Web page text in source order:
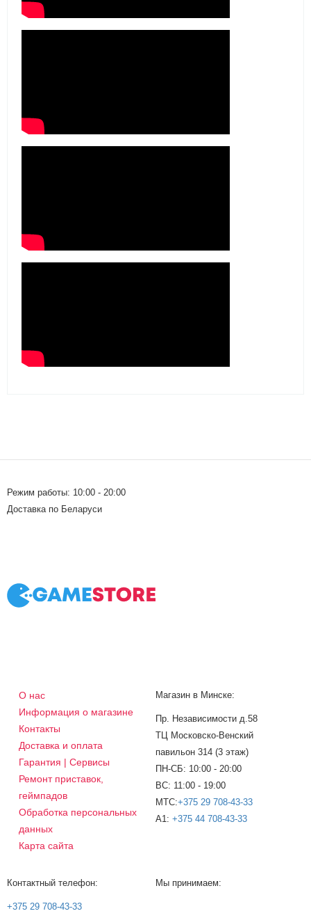
Режим работы: 10:00 - 20:00
Доставка по Беларуси
О нас
Информация о магазине
Контакты
Доставка и оплата
Гарантия | Сервисы
Ремонт приставок,
геймпадов
Обработка персональных
данных
Карта сайта
Магазин в Минске:
Пр. Независимости д.58
ТЦ Московско-Венский
павильон 314 (3 этаж)
ПН-СБ: 10:00 - 20:00
ВС: 11:00 - 19:00
МТС:+375 29 708-43-33
A1: +375 44 708-43-33
Контактный телефон:
+375 29 708-43-33
Мы принимаем: